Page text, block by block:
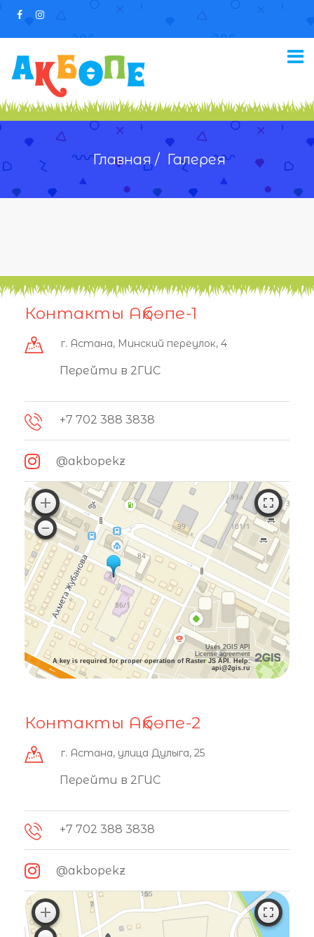
Главная / Галерея
Контакты Ақбөпе-1
г. Астана, Минский переулок, 4
Перейти в 2ГИС
+7 702 388 3838
@akbopekz
Uses 2GIS API
License agreement
A key is required for proper operation of Raster JS API. Help:
api@2gis.ru
Контакты Ақбөпе-2
г. Астана, улица Дулыга, 25
Перейти в 2ГИС
+7 702 388 3838
@akbopekz